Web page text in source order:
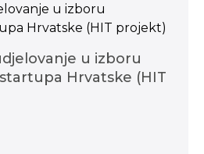
u izboru
Hrvatske (HIT